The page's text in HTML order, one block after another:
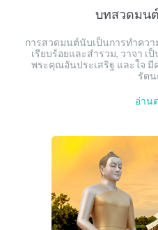
บทสวดมน
การสวดมนต์นับเป็นการทำคว
เรียบร้อยและสำรวม, วาจา เ
พระคุณอันประเสริฐ และใจ
รัต
อ่าน